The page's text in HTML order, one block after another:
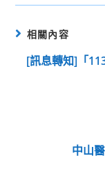
相關內容
[訊息轉知]「
中山